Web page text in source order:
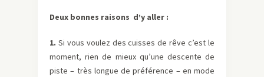
Deux bonnes raisons d’y aller :
1. Si vous voulez des cuisses de rêve c’est le
moment, rien de mieux qu’une descente de
piste – très longue de préférence – en mode